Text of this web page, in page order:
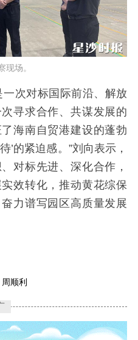
现场。
次对标国际前沿、解放
寻求合作、共谋发展的
海南自贸港建设的蓬勃
’的紧迫感。”刘向表示，
对标先进、深化合作，
效转化，推动黄花综保
力谱写园区高质量发展
顺利